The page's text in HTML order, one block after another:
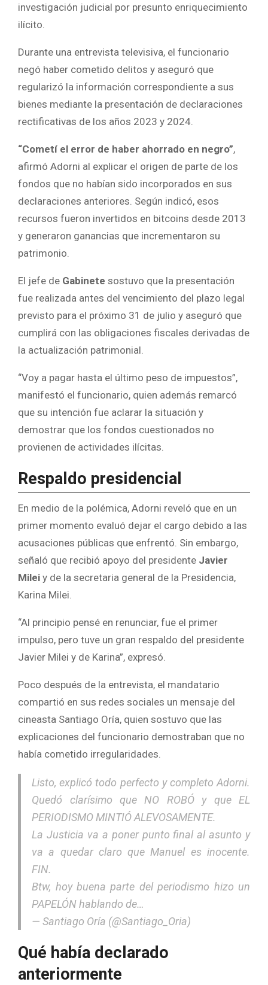
investigación judicial por presunto enriquecimiento
ilícito.
Durante una entrevista televisiva, el funcionario
negó haber cometido delitos y aseguró que
regularizó la información correspondiente a sus
bienes mediante la presentación de declaraciones
rectificativas de los años 2023 y 2024.
“Cometí el error de haber ahorrado en negro”,
afirmó Adorni al explicar el origen de parte de los
fondos que no habían sido incorporados en sus
declaraciones anteriores. Según indicó, esos
recursos fueron invertidos en bitcoins desde 2013
y generaron ganancias que incrementaron su
patrimonio.
El jefe de Gabinete sostuvo que la presentación
fue realizada antes del vencimiento del plazo legal
previsto para el próximo 31 de julio y aseguró que
cumplirá con las obligaciones fiscales derivadas de
la actualización patrimonial.
“Voy a pagar hasta el último peso de impuestos”,
manifestó el funcionario, quien además remarcó
que su intención fue aclarar la situación y
demostrar que los fondos cuestionados no
provienen de actividades ilícitas.
Respaldo presidencial
En medio de la polémica, Adorni reveló que en un
primer momento evaluó dejar el cargo debido a las
acusaciones públicas que enfrentó. Sin embargo,
señaló que recibió apoyo del presidente Javier
Milei y de la secretaria general de la Presidencia,
Karina Milei.
“Al principio pensé en renunciar, fue el primer
impulso, pero tuve un gran respaldo del presidente
Javier Milei y de Karina”, expresó.
Poco después de la entrevista, el mandatario
compartió en sus redes sociales un mensaje del
cineasta Santiago Oría, quien sostuvo que las
explicaciones del funcionario demostraban que no
había cometido irregularidades.
Listo, explicó todo perfecto y completo Adorni.
Quedó clarísimo que NO ROBÓ y que EL
PERIODISMO MINTIÓ ALEVOSAMENTE.
La Justicia va a poner punto final al asunto y
va a quedar claro que Manuel es inocente.
FIN.
Btw, hoy buena parte del periodismo hizo un
PAPELÓN hablando de…
— Santiago Oría (@Santiago_Oria)
Qué había declarado
anteriormente